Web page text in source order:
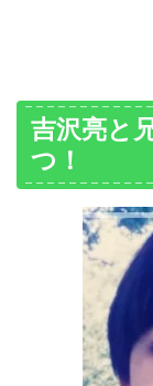
吉沢亮と
つ！